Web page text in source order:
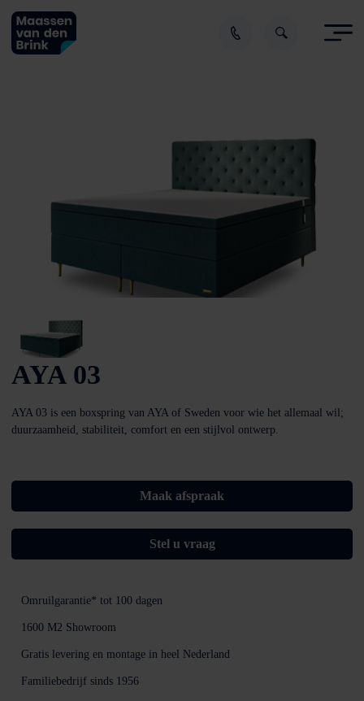
AYA 03
AYA 03 is een boxspring van AYA of Sweden voor wie het allemaal wil;
duurzaamheid, stabiliteit, comfort en een stijlvol ontwerp.
Maak afspraak
Stel u vraag
Omruilgarantie* tot 100 dagen
1600 M2 Showroom
Gratis levering en montage in heel Nederland
Familiebedrijf sinds 1956